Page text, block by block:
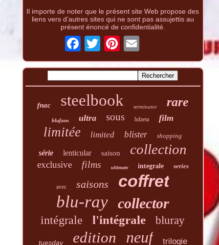
Il importe de noter que le présent site Web propose des
liens vers d’autres sites qui ne sont pas assujettis au
présent énoncé de confidentialité.
fnac steelbook terminator rare
blufans ultra sous hdzeta film
limitée limited blister shopping
série lenticular saison collection
exclusive films ultimate integrale series
avec saisons coffret
blu-ray collector
intégrale l'intégrale bluray
tuesday edition neuf trilogie